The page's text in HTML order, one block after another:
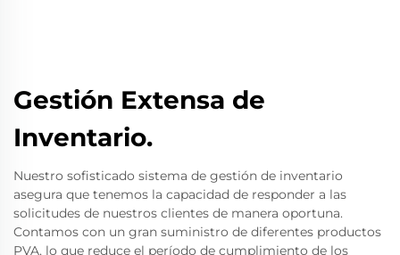
Gestión Extensa de
Inventario.
Nuestro sofisticado sistema de gestión de inventario
asegura que tenemos la capacidad de responder a las
solicitudes de nuestros clientes de manera oportuna.
Contamos con un gran suministro de diferentes productos
PVA, lo que reduce el período de cumplimiento de los